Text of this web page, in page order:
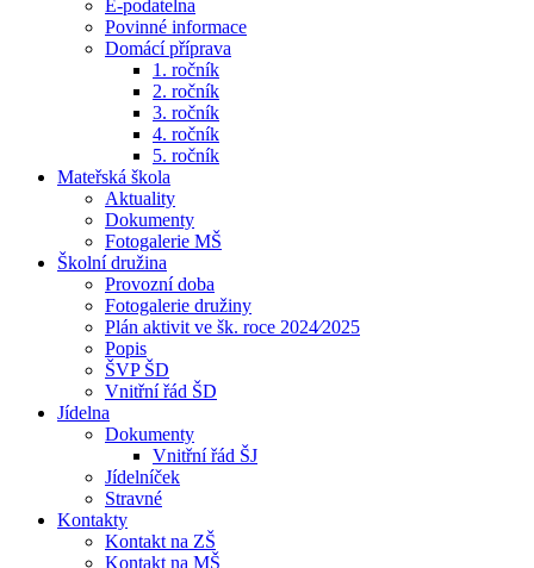
E-podatelna
Povinné informace
Domácí příprava
1. ročník
2. ročník
3. ročník
4. ročník
5. ročník
Mateřská škola
Aktuality
Dokumenty
Fotogalerie MŠ
Školní družina
Provozní doba
Fotogalerie družiny
Plán aktivit ve šk. roce 2024⁄2025
Popis
ŠVP ŠD
Vnitřní řád ŠD
Jídelna
Dokumenty
Vnitřní řád ŠJ
Jídelníček
Stravné
Kontakty
Kontakt na ZŠ
Kontakt na MŠ